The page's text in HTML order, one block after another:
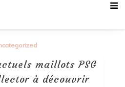
maillots PSG
à découvrir